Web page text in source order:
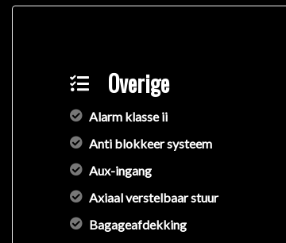
Overige
Alarm klasse ii
Anti blokkeer systeem
Aux-ingang
Axiaal verstelbaar stuur
Bagageafdekking